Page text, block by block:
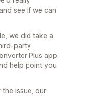
see if we can
we did take a
party
Plus app.
help point you
the issue, our